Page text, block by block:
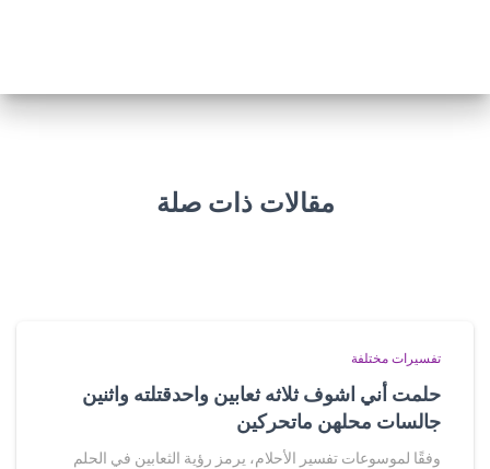
مقالات ذات صلة
تفسيرات مختلفة
حلمت أني اشوف ثلاثه ثعابين واحدقتلته واثنين
جالسات محلهن ماتحركين
وفقًا لموسوعات تفسير الأحلام، يرمز رؤية الثعابين في الحلم